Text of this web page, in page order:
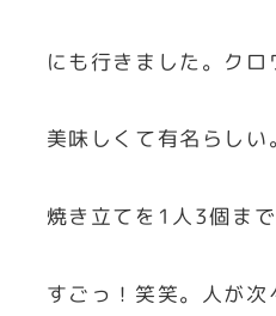
にも行きました。クロ
美味しくて有名らしい。
焼き立てを1人3個ま
すごっ！笑笑。人が次